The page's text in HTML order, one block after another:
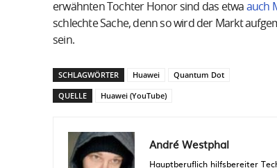
erwähnten Tochter Honor sind das etwa auch
schlechte Sache, denn so wird der Markt
sein.
SCHLAGWÖRTER Huawei
Quantum Dot
QUELLE
Huawei (YouTube)
André Westphal
Hauptberuflich hilfsbereiter